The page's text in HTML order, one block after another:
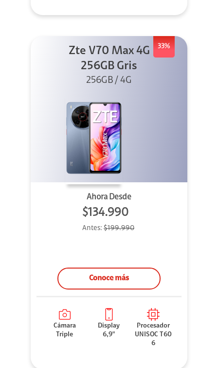
33%
Zte V70 Max 4G
256GB Gris
256GB / 4G
Ahora Desde
$134.990
Antes: $199.990
Conoce más
Cámara
Triple
Display
6,9"
Procesador
UNISOC T60
6